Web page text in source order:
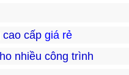
cấp giá rẻ
nhiều công trình